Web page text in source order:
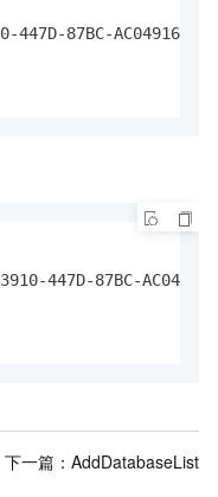
447D-87BC-
447D-87BC-
下一篇： AddDatabaseList